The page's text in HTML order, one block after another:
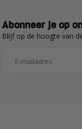
Abonneer je op
Blijf op de hoogte van